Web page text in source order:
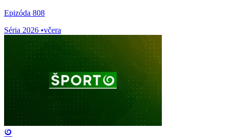
Epizóda 808
Séria 2026 •včera